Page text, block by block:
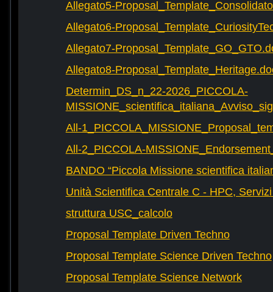
Allegato5-
Allegato6-
Allegato7-
Allegato8-
Determin_DS_n_22-2026_PICCOLA-
All-
All-2_PICCOLA-
BANDO “Piccola Missione scientifica
Unità Scientifica Centrale C - HPC,
struttura USC_calcolo
Proposal Template Driven Techno
Proposal Template Science Driven Techno
Proposal Template Science Network